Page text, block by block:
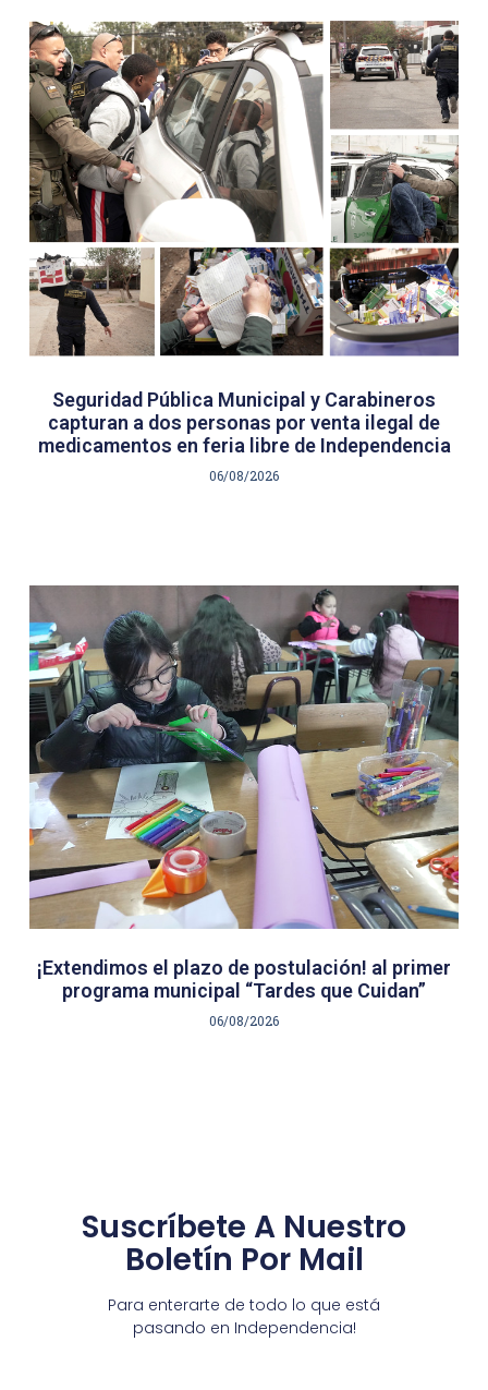
Seguridad Pública Municipal y Carabineros
capturan a dos personas por venta ilegal de
medicamentos en feria libre de Independencia
06/08/2026
¡Extendimos el plazo de postulación! al primer
programa municipal “Tardes que Cuidan”
06/08/2026
Suscríbete A Nuestro
Boletín Por Mail
Para enterarte de todo lo que está
pasando en Independencia!